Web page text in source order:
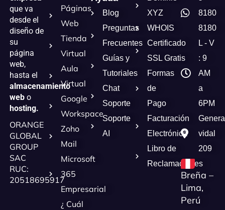
que va
desde el
diseño de
su
página
web,
hasta el
almacenamiento
webo
hosting.
ORANGE
GLOBAL
GROUP
SAC
RUC:
20518695917
Páginas
Web
Tienda
Virtual
Aula
Virtual
Google
Workspace
Zoho
Mail
Microsoft
365
Empresarial
¿ Cuál
Blog
Preguntas
Frecuentes
Guías y
Tutoriales
Chat
Soporte
Soporte
AI
XYZ
WHOIS
Certificado
SSL Gratis
Formas
de
Pago
Facturación
Electrónica
Libro de
Reclamaciones
8180
8180
L - V
: 9
AM
a
6PM
vidal
209
Breña –
Lima,
Perú